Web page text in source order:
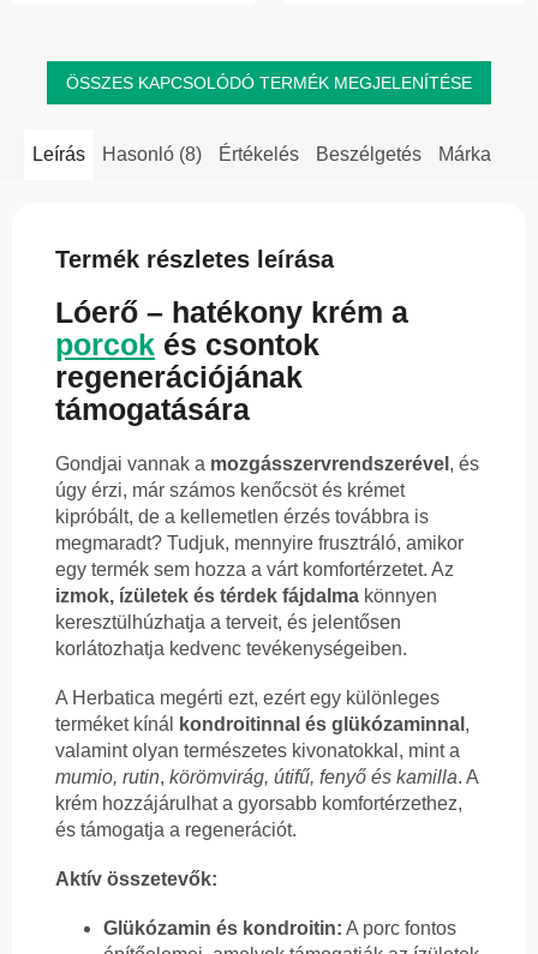
ÖSSZES KAPCSOLÓDÓ TERMÉK MEGJELENÍTÉSE
Leírás Hasonló (8) Értékelés Beszélgetés Márka
Termék részletes leírása
Lóerő – hatékony krém a
porcok és csontok
regenerációjának
támogatására
Gondjai vannak a mozgásszervrendszerével , és
úgy érzi, már számos kenőcsöt és krémet
kipróbált, de a kellemetlen érzés továbbra is
megmaradt? Tudjuk, mennyire frusztráló, amikor
egy termék sem hozza a várt komfortérzetet. Az
izmok, ízületek és térdek fájdalma könnyen
keresztülhúzhatja a terveit, és jelentősen
korlátozhatja kedvenc tevékenységeiben.
A Herbatica megérti ezt, ezért egy különleges
terméket kínál
kondroitinnal és glükózaminnal ,
valamint olyan természetes kivonatokkal, mint a
mumio, rutin, körömvirág, útifű, fenyő és kamilla. A
krém hozzájárulhat a gyorsabb komfortérzethez,
és támogatja a regenerációt.
Aktív összetevők:
Glükózamin és kondroitin: A porc fontos